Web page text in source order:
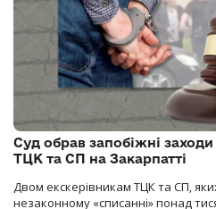
Суд обрав запобіжні
ТЦК та СП на Закарпатті
Двом екскерівникам ТЦК та СП,
незаконному «списанні» понад